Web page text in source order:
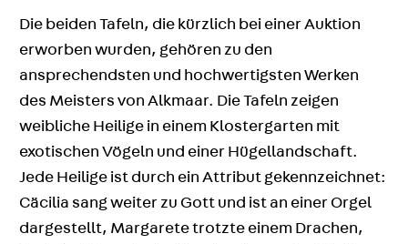
Die beiden Tafeln, die kürzlich bei einer Auktion
erworben wurden, gehören zu den
ansprechendsten und hochwertigsten Werken
des Meisters von Alkmaar. Die Tafeln zeigen
weibliche Heilige in einem Klostergarten mit
exotischen Vögeln und einer Hügellandschaft.
Jede Heilige ist durch ein Attribut gekennzeichnet:
Cäcilia sang weiter zu Gott und ist an einer Orgel
dargestellt, Margarete trotzte einem Drachen,